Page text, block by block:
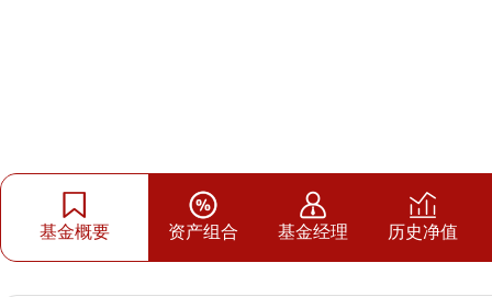
基金概要 资产组合 基金经理 历史净值